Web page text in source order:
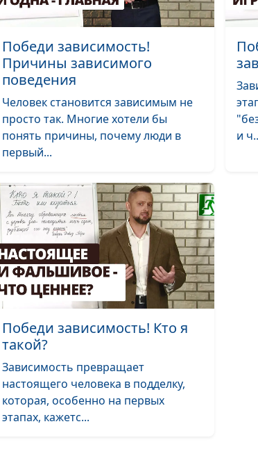
зависимость!
Меняются люди
или не
зависимость!
Победи
зависимость!
Методика
с тягой
Победи
зависимость!
Колесо баланса
зависимость!
Победи зависимость!
Причины зависимого
поведения
Человек становится зависимым не
просто так. Многие хотели бы
понять причины, почему люди в
первый...
и
Победи зависимость! Кто я
такой?
Зависимость превращает
настоящего человека в подделку,
которая, особенно на первых
этапах, кажетс...